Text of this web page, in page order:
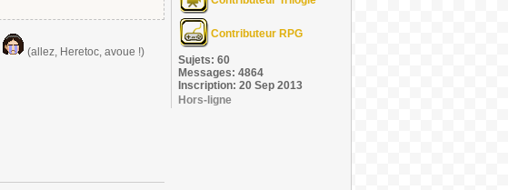
(allez, Heretoc, avoue !)
Contributeur RPG
Sujets: 60
Messages: 4864
Inscription: 20 Sep 2013
Hors-ligne